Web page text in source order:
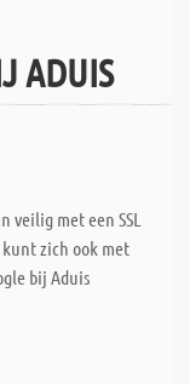
ADUIS
met een SSL
zich ook met
bij Aduis